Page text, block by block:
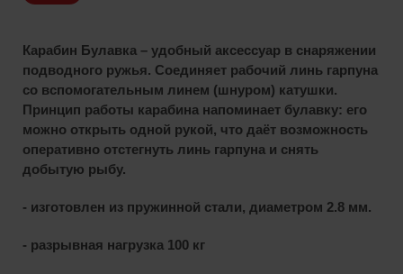
Карабин Булавка – удобный аксессуар в снаряжении
подводного ружья. Соединяет рабочий линь гарпуна
со вспомогательным линем (шнуром) катушки.
Принцип работы карабина напоминает булавку: его
можно открыть одной рукой, что даёт возможность
оперативно отстегнуть линь гарпуна и снять
добытую рыбу.
- изготовлен из пружинной стали, диаметром 2.8 мм.
- разрывная нагрузка 100 кг